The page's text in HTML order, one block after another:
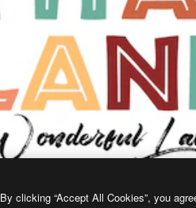
By clicking “Accept All Cookies”, you